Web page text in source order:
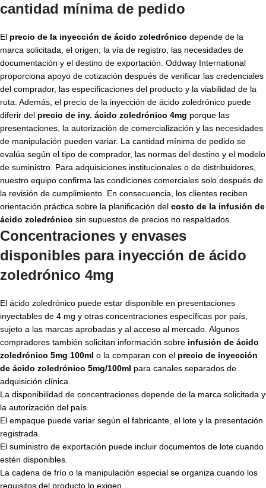
cantidad mínima de pedido
El precio de la inyección de ácido zoledrónico depende de la
marca solicitada, el origen, la vía de registro, las necesidades de
documentación y el destino de exportación. Oddway International
proporciona apoyo de cotización después de verificar las credenciales
del comprador, las especificaciones del producto y la viabilidad de la
ruta. Además, el precio de la inyección de ácido zoledrónico puede
diferir del precio de iny. ácido zoledrónico 4mg porque las
presentaciones, la autorización de comercialización y las necesidades
de manipulación pueden variar. La cantidad mínima de pedido se
evalúa según el tipo de comprador, las normas del destino y el modelo
de suministro. Para adquisiciones institucionales o de distribuidores,
nuestro equipo confirma las condiciones comerciales solo después de
la revisión de cumplimiento. En consecuencia, los clientes reciben
orientación práctica sobre la planificación del costo de la infusión de
ácido zoledrónico sin supuestos de precios no respaldados.
Concentraciones y envases
disponibles para inyección de ácido
zoledrónico 4mg
El ácido zoledrónico puede estar disponible en presentaciones
inyectables de 4 mg y otras concentraciones específicas por país,
sujeto a las marcas aprobadas y al acceso al mercado. Algunos
compradores también solicitan información sobre infusión de ácido
zoledrónico 5mg 100ml o la comparan con el precio de inyección
de ácido zoledrónico 5mg/100ml para canales separados de
adquisición clínica.
La disponibilidad de concentraciones depende de la marca solicitada y
la autorización del país.
El empaque puede variar según el fabricante, el lote y la presentación
registrada.
El suministro de exportación puede incluir documentos de lote cuando
estén disponibles.
La cadena de frío o la manipulación especial se organiza cuando los
requisitos del producto lo exigen.